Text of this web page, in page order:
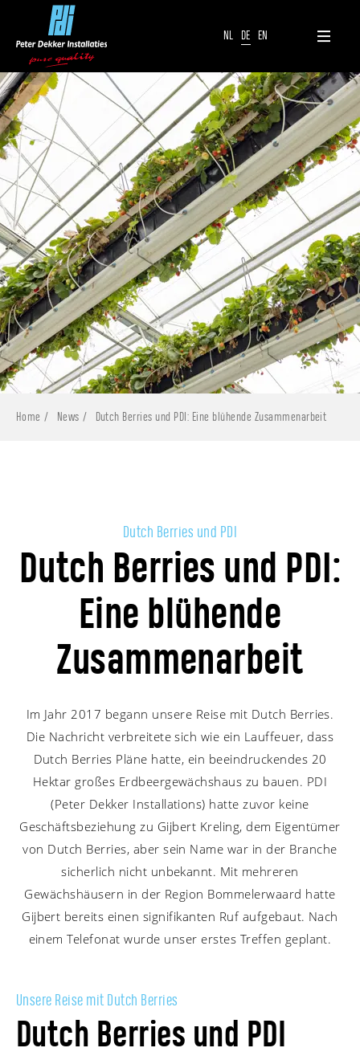
NL DE EN
Home News Dutch Berries und PDI: Eine blühende Zusammenarbeit
Dutch Berries und PDI
Dutch Berries und PDI:
Eine blühende
Zusammenarbeit
Im Jahr 2017 begann unsere Reise mit Dutch Berries.
Die Nachricht verbreitete sich wie ein Lauffeuer, dass
Dutch Berries Pläne hatte, ein beeindruckendes 20
Hektar großes Erdbeergewächshaus zu bauen. PDI
(Peter Dekker Installations) hatte zuvor keine
Geschäftsbeziehung zu Gijbert Kreling, dem Eigentümer
von Dutch Berries, aber sein Name war in der Branche
sicherlich nicht unbekannt. Mit mehreren
Gewächshäusern in der Region Bommelerwaard hatte
Gijbert bereits einen signifikanten Ruf aufgebaut. Nach
einem Telefonat wurde unser erstes Treffen geplant.
Unsere Reise mit Dutch Berries
Dutch Berries und PDI